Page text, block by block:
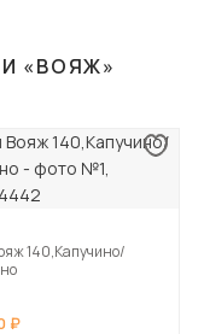
«ВОЯЖ»
140,Капучино/